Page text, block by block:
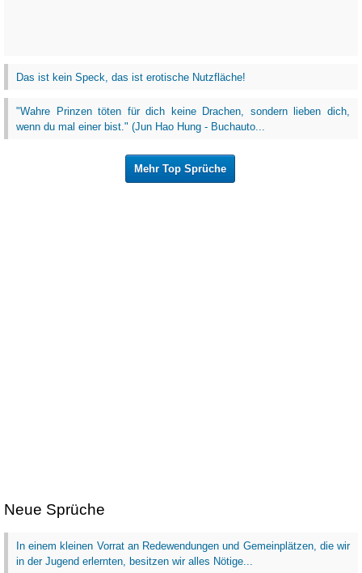
Das ist kein Speck, das ist erotische Nutzfläche!
‎"Wahre Prinzen töten für dich keine Drachen, sondern lieben dich,
wenn du mal einer bist." (Jun Hao Hung - Buchauto...
Mehr Top Sprüche
Neue Sprüche
In einem kleinen Vorrat an Redewendungen und Gemeinplätzen, die wir
in der Jugend erlernten, besitzen wir alles Nötige...